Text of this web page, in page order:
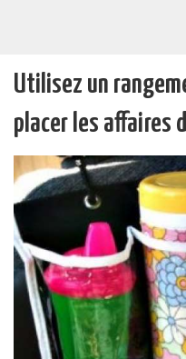
Utilisez un
placer les affaires